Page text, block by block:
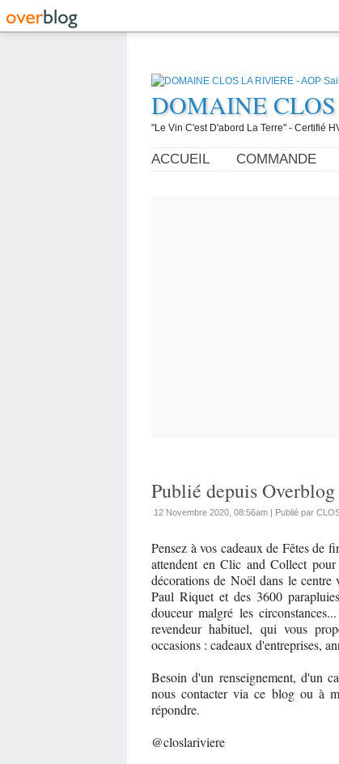
DOMAINE
"Le Vin C'est D'abord La Terre" - Certifié
ACCUEIL COMMANDE
Publié depuis Overblog
12 Novembre 2020, 08:56am | Publié par
Pensez à vos cadeaux de Fêtes de
attendent en Clic and Collect
décorations de Noël dans le
Paul Riquet et des 3600
douceur malgré les
revendeur habituel, qui vous
occasions : cadeaux d'entreprises,
Besoin d'un renseignement, d'un
nous contacter via ce blog ou à
répondre.
@closlariviere